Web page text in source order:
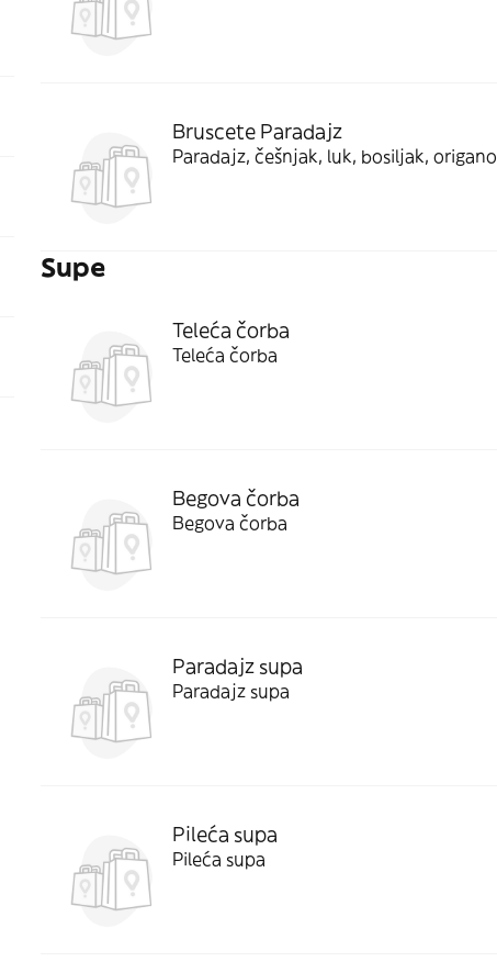
Bruscete Paradajz
Paradajz, češnjak, luk, bosiljak, origano
Supe
Teleća čorba
Teleća čorba
Begova čorba
Begova čorba
Paradajz supa
Paradajz supa
Pileća supa
Pileća supa